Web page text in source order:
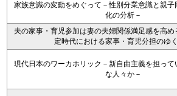
家族意識の変動をめぐって－性別分業意識と親
化の分析－
夫の家事・育児参加は妻の夫婦関係満足感を高
定時代における家事・育児分担のゆ
現代日本のワーカホリック－新自由主義を担って
な人々か－